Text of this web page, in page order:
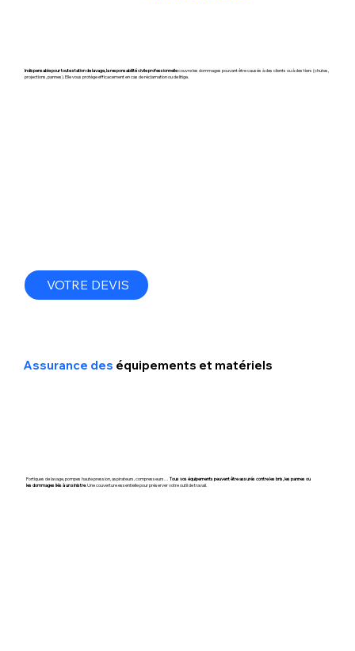
Indispensable pour toute station de lavage, la responsabilité civile professionnellecouvre les dommages pouvant être causés à des clients ou à des tiers (chutes,
projections, pannes). Elle vous protège efficacement en cas de réclamation ou de litige.
VOTRE DEVIS
Assurance des équipements et matériels
Portiques de lavage, pompes haute pression, aspirateurs, compresseurs…Tous vos équipements peuvent être assurés contre les bris, les pannes ou
les dommages liés à un sinistre. Une couverture essentielle pour préserver votre outil de travail.